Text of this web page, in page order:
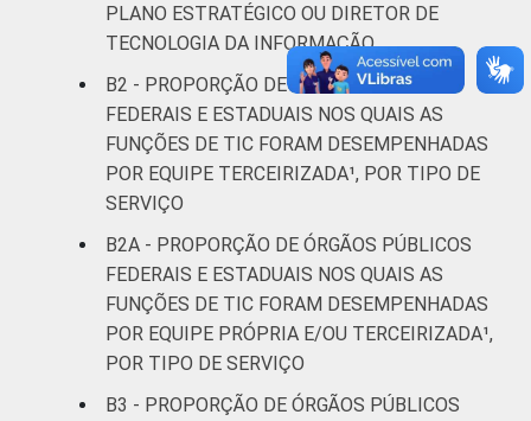
PLANO ESTRATÉGICO OU DIRETOR DE
TECNOLOGIA DA INFORMAÇÃO
B2 - PROPORÇÃO DE ÓRGÃOS PÚBLICOS
FEDERAIS E ESTADUAIS NOS QUAIS AS
FUNÇÕES DE TIC FORAM DESEMPENHADAS
POR EQUIPE TERCEIRIZADA¹, POR TIPO DE
SERVIÇO
B2A - PROPORÇÃO DE ÓRGÃOS PÚBLICOS
FEDERAIS E ESTADUAIS NOS QUAIS AS
FUNÇÕES DE TIC FORAM DESEMPENHADAS
POR EQUIPE PRÓPRIA E/OU TERCEIRIZADA¹,
POR TIPO DE SERVIÇO
B3 - PROPORÇÃO DE ÓRGÃOS PÚBLICOS